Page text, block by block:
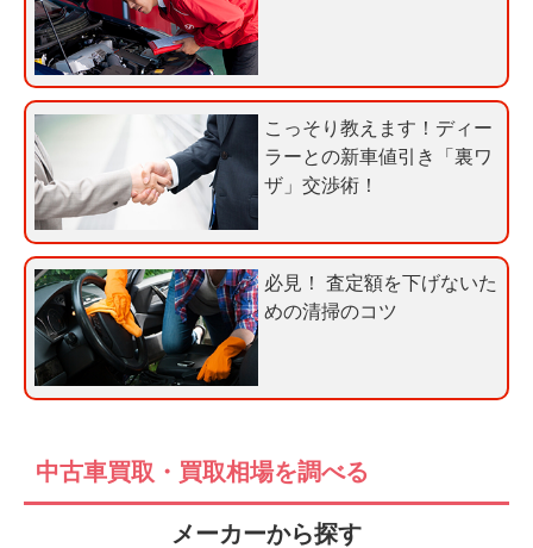
無
料
査
定
申
込
み
こっそり教えます！ディー
ラーとの新車値引き「裏ワ
ザ」交渉術！
必見！ 査定額を下げないた
めの清掃のコツ
中古車買取・買取相場を調べる
メーカーから探す